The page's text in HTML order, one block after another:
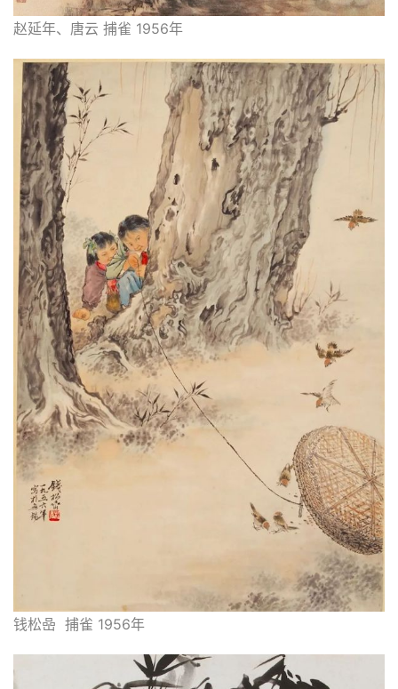
边
夜
话
美
术
图
库
容
易
寫
錯
用
錯
的
繁
體
字
一
百
赵延年、唐云 捕雀 1956年
钱松喦  捕雀 1956年